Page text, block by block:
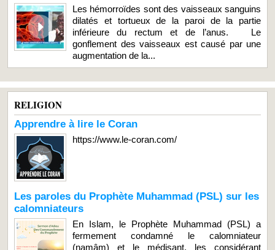
Les hémorroïdes sont des vaisseaux sanguins
dilatés et tortueux de la paroi de la partie
inférieure du rectum et de l’anus. Le
gonflement des vaisseaux est causé par une
augmentation de la...
RELIGION
Apprendre à lire le Coran
https://www.le-coran.com/
Les paroles du Prophète Muhammad (PSL) sur les
calomniateurs
En Islam, le Prophète Muhammad (PSL) a
fermement condamné le calomniateur
(namâm) et le médisant, les considérant